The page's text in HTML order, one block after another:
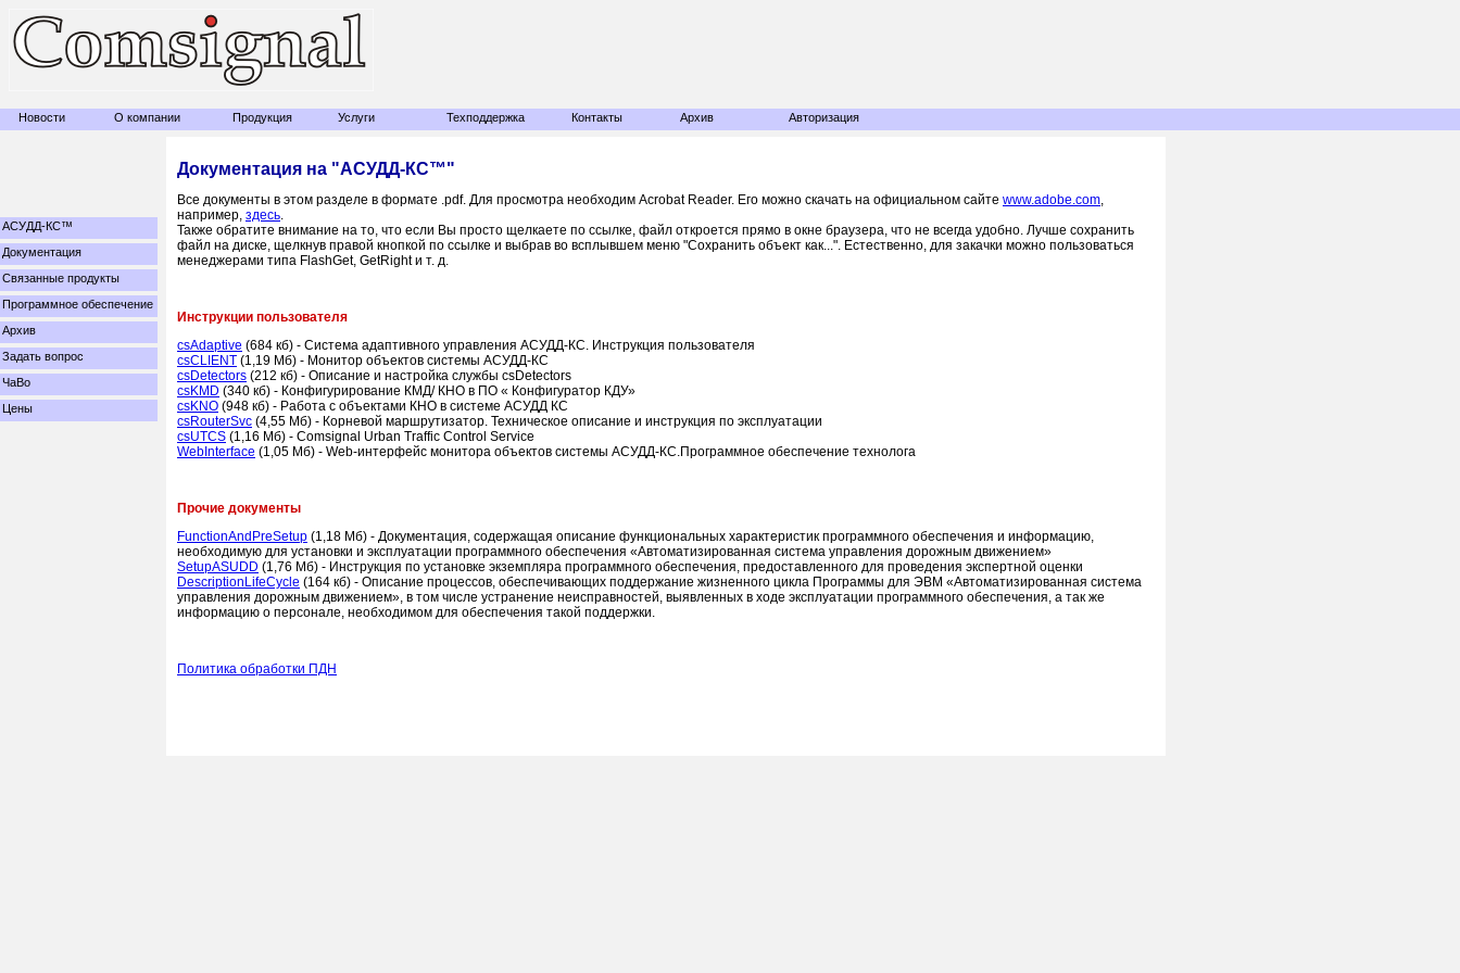
Новости О компании Продукция Услуги Техподдержка Контакты Архив Авторизация
АСУДД-КС™
Документация
Связанные продукты
Программное обеспечение
Архив
Задать вопрос
ЧаВо
Цены
Документация на "АСУДД-КС™"
Все документы в этом разделе в формате .pdf. Для просмотра необходим Acrobat Reader. Его можно скачать на официальном сайте www.adobe.com
например, здесь
Также обратите внимание на то, что если Вы просто щелкаете по ссылке, файл откроется прямо в окне браузера, что не всегда удобно. Лучше сохранить
файл на диске, щелкнув правой кнопкой по ссылке и выбрав во всплывшем меню "Сохранить объект как...". Естественно, для закачки можно пользоваться
менеджерами типа FlashGet, GetRight и т. д.
Инструкции пользователя
csAdaptive (684 кб) - Система адаптивного управления АСУДД-КС. Инструкция пользователя
csCLIENT (1,19 Мб) - Монитор объектов системы АСУДД-КС
csDetectors (212 кб) - Описание и настройка службы csDetectors
csKMD (340 кб) - Конфигурирование КМД/ КНО в ПО « Конфигуратор КДУ»
csKNO (948 кб) - Работа с объектами КНО в системе АСУДД КС
csRouterSvc (4,55 Мб) - Корневой маршрутизатор. Техническое описание и инструкция по эксплуатации
csUTCS (1,16 Мб) - Comsignal Urban Traffic Control Service
WebInterface (1,05 Мб) - Web-интерфейс монитора объектов системы АСУДД-КС.Программное обеспечение технолога
Прочие документы
FunctionAndPreSetup (1,18 Мб) - Документация, содержащая описание функциональных характеристик программного обеспечения и информацию,
необходимую для установки и эксплуатации программного обеспечения «Автоматизированная система управления дорожным движением»
SetupASUDD (1,76 Мб) - Инструкция по установке экземпляра программного обеспечения, предоставленного для проведения экспертной оценки
DescriptionLifeCycle (164 кб) - Описание процессов, обеспечивающих поддержание жизненного цикла Программы для ЭВМ «Автоматизированная система
управления дорожным движением», в том числе устранение неисправностей, выявленных в ходе эксплуатации программного обеспечения, а так же
информацию о персонале, необходимом для обеспечения такой поддержки.
Политика обработки ПДН